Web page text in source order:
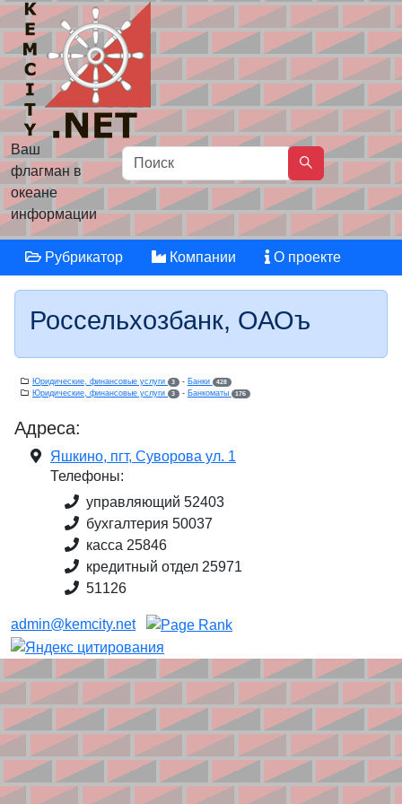
Ваш
флагман в
океане
информации
Рубрикатор Компании О проекте
Россельхозбанк, ОАОъ
Юридические, финансовые услуги 3 - Банки 428
Юридические, финансовые услуги 3 - Банкоматы 176
Адреса:
Яшкино, пгт, Суворова ул. 1
Телефоны:
управляющий 52403
бухгалтерия 50037
касса 25846
кредитный отдел 25971
51126
admin@kemcity.net